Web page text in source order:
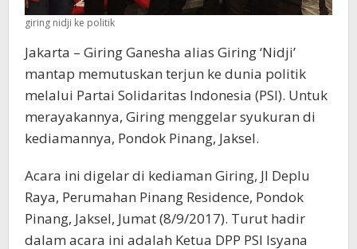
giring nidji ke politik
Jakarta – Giring Ganesha alias Giring ‘Nidji’
mantap memutuskan terjun ke dunia politik
melalui Partai Solidaritas Indonesia (PSI). Untuk
merayakannya, Giring menggelar syukuran di
kediamannya, Pondok Pinang, Jaksel.
Acara ini digelar di kediaman Giring, Jl Deplu
Raya, Perumahan Pinang Residence, Pondok
Pinang, Jaksel, Jumat (8/9/2017). Turut hadir
dalam acara ini adalah Ketua DPP PSI Isyana